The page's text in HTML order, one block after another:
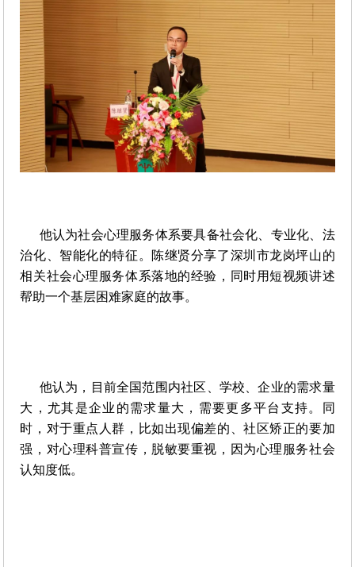
他认为社会心理服务体系要具备社会化、专业化、法
治化、智能化的特征。陈继贤分享了深圳市龙岗坪山的
相关社会心理服务体系落地的经验，同时用短视频讲述
帮助一个基层困难家庭的故事。
他认为，目前全国范围内社区、学校、企业的需求量
大，尤其是企业的需求量大，需要更多平台支持。同
时，对于重点人群，比如出现偏差的、社区矫正的要加
强，对心理科普宣传，脱敏要重视，因为心理服务社会
认知度低。